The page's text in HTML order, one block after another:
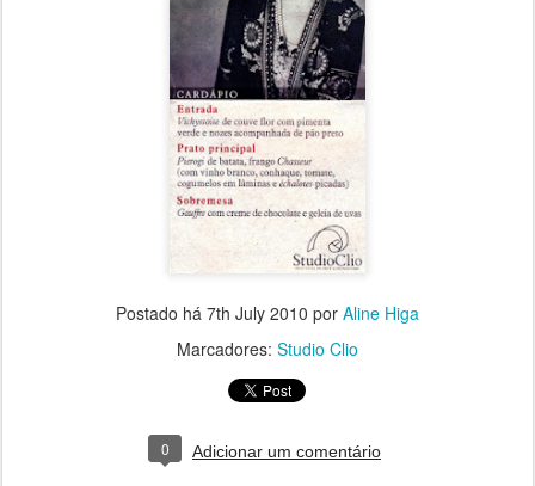
Postado há 7th July 2010 por Aline Higa
Marcadores: Studio Clio
0 Adicionar um comentário